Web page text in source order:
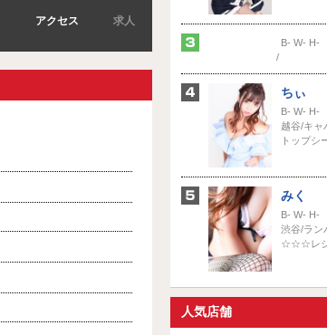
アクセス 求人
B- W- H-
/
ちぃ
B- W- H-
越谷/キャ
トップシ
みく
B- W- H-
渋谷/ラン
☆☆☆レジ
人気店舗